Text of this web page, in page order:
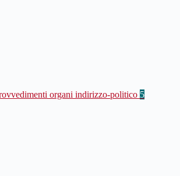
organi indirizzo-politico 5